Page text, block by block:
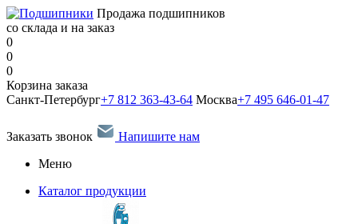
Продажа подшипников
со склада и на заказ
0
0
0
Корзина заказа
Санкт-Петербург+7 812 363-43-64 Москва+7 495 646-01-47
Заказать звонок
Напишите нам
Меню
Каталог продукции